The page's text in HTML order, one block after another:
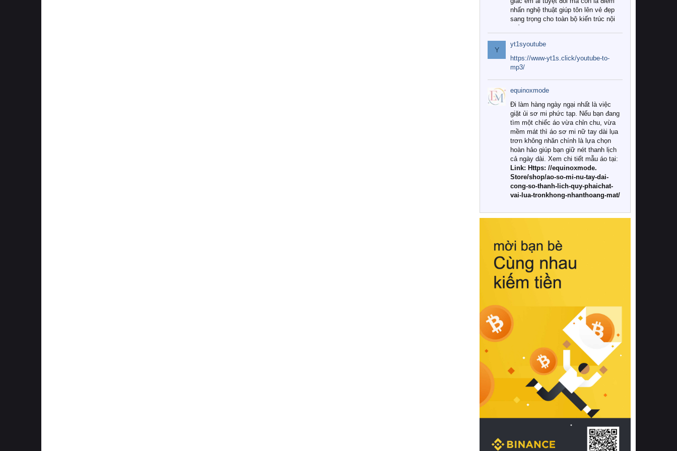
nhấn nghệ thuật giúp tôn lên vẻ đẹp
sang trọng cho toàn bộ kiến trúc nội
Tuy nhiên, giữa thị trường đa dạng
với vô vàn thương hiệu và mẫu mã
như hiện nay, làm thế nào để chọn
được những bộ chăn ga gối đệm cao
cấp thực sự chất lượng, phù hợp với
khí hậu và nhu cầu sử dụng của gia
đình? Hãy cùng chúng tôi đi tìm lời
giải đáp chi tiết qua bài viết dưới đây.
1. Tại sao các gia đình hiện đại lại ưa
chuộng chăn ga gối đệm cao cấp?
Khác với các dòng sản phẩm thông
thường, những bộ chăn ga gối đệm
cao cấp trải qua quy trình sản xuất
nghiêm ngặt từ khâu chọn lọc nguyên
liệu tự nhiên đến công nghệ dệt
nhuộm hiện đại không chứa hóa chất
này, bạn sẽ cảm nhận rõ rệt sự khác
hồi chuẩn xác của phần đệm nâng đỡ
cột sống.
Bên cạnh đó, việc lựa chọn các dòng
sản phẩm đạt chuẩn chất lượng quốc
tế còn giúp ngăn ngừa tình trạng kích
khuẩn và nấm mốc trong điều kiện
thời tiết nóng ẩm. Bạn có thể tìm hiểu
thêm các nghiên cứu khoa học về tác
động của giấc ngủ và môi trường
phòng ngủ đối với sức khỏe con
người tại Sleep Foundation (External
Link) để có cái nhìn toàn diện hơn.
2. Các tiêu chí vàng khi lựa chọn
chăn ga gối đệm cao cấp cho phòng
ngủ
Để sở hữu một bộ chăn ga gối đệm
cao cấp hoàn hảo cả về thẩm mỹ lẫn
công năng, người tiêu dùng cần cân
nhắc kỹ lưỡng các tiêu chí quan trọng
Y
yt1syoutube
https://www-yt1s.click/youtube-to-
mp3/
equinoxmode
Đi làm hàng ngày ngại nhất là việc
giặt ủi sơ mi phức tạp. Nếu bạn đang
tìm một chiếc áo vừa chỉn chu, vừa
mềm mát thì áo sơ mi nữ tay dài lụa
trơn không nhăn chính là lựa chọn
hoàn hảo giúp bạn giữ nét thanh lịch
cả ngày dài. Xem chi tiết mẫu áo tại:
Link: Https: //equinoxmode.
Store/shop/ao-so-mi-nu-tay-dai-
cong-so-thanh-lich-quy-phaichat-
vai-lua-tronkhong-nhanthoang-mat/